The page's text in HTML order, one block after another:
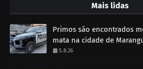
Mais lidas
Primos são encontrados
mata na cidade de
5.8.26